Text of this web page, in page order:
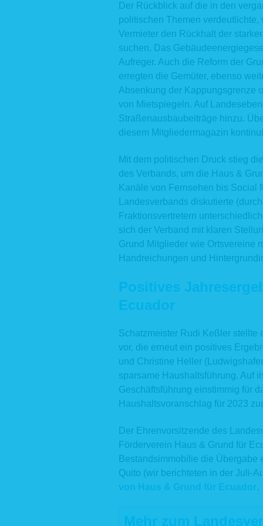
Der Rückblick auf die in den
politischen Themen verdeutlichte,
Vermieter den Rückhalt der
suchen. Das
Aufreger. Auch die Reform der
erregten die Gemüter, ebenso
Absenkung der Kappungsgrenze
von Mietspiegeln. Auf
Straßenausbaubeiträge hinzu.
diesem Mitgliedermagazin
Mit dem politischen Druck stieg
des Verbands, um die Haus &
Kanäle von Fernsehen bis Social
Landesverbands diskutierte
Fraktionsvertretern
sich der Verband mit klaren
Grund Mitglieder wie Ortsvereine
Handreichungen und
Positives
Ecuador
Schatzmeister Rudi Keßler stellte
vor, die erneut ein positives
und Christine Heller
sparsame Haushaltsführung. Auf
Geschäftsführung einstimmig für
Haushaltsvoranschlag für 2023
Der Ehrenvorsitzende des
Förderverein Haus & Grund für
Bestandsimmobilie die Übergabe
Quito (wir berichteten in der Juli-
von Haus & Grund für Ecuador.
Mehr zum
Die
Zudem
Aus
durch
ggf. zu
2.
Daten
3.
Eine